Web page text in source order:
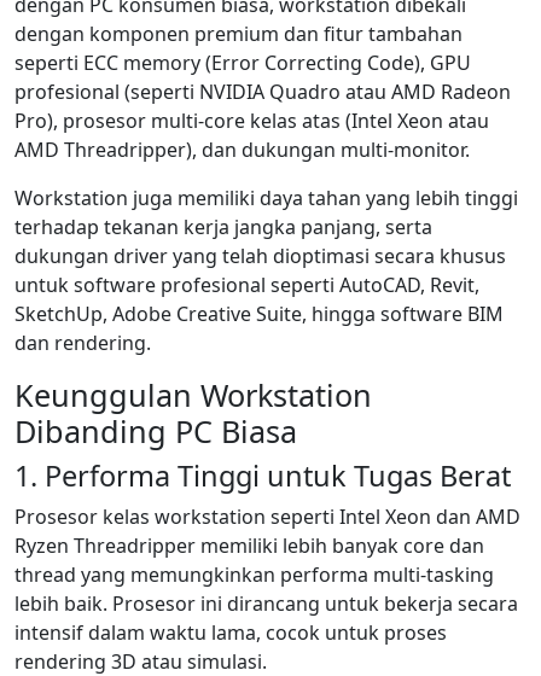
dengan komponen premium dan fitur tambahan
seperti ECC memory (Error Correcting Code), GPU
profesional (seperti NVIDIA Quadro atau AMD Radeon
Pro), prosesor multi-core kelas atas (Intel Xeon atau
AMD Threadripper), dan dukungan multi-monitor.
Workstation juga memiliki daya tahan yang lebih tinggi
terhadap tekanan kerja jangka panjang, serta
dukungan driver yang telah dioptimasi secara khusus
untuk software profesional seperti AutoCAD, Revit,
SketchUp, Adobe Creative Suite, hingga software BIM
dan rendering.
Keunggulan Workstation
Dibanding PC Biasa
1. Performa Tinggi untuk Tugas Berat
Prosesor kelas workstation seperti Intel Xeon dan AMD
Ryzen Threadripper memiliki lebih banyak core dan
thread yang memungkinkan performa multi-tasking
lebih baik. Prosesor ini dirancang untuk bekerja secara
intensif dalam waktu lama, cocok untuk proses
rendering 3D atau simulasi.